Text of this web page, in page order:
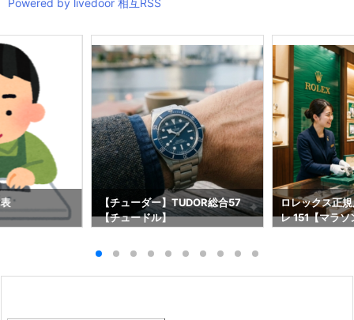
【チューダー】TUDOR総合57
【チュードル】
ロレックス正
レ 151【マラソ